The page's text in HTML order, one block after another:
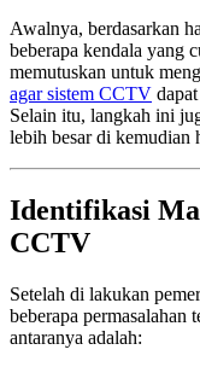
Awalnya, berdasarkan
beberapa kendala yang
memutuskan untuk
agar sistem CCTV
Selain itu, langkah ini
lebih besar di kemudian
Identifikasi
CCTV
Setelah di lakukan
beberapa permasalahan
antaranya adalah: